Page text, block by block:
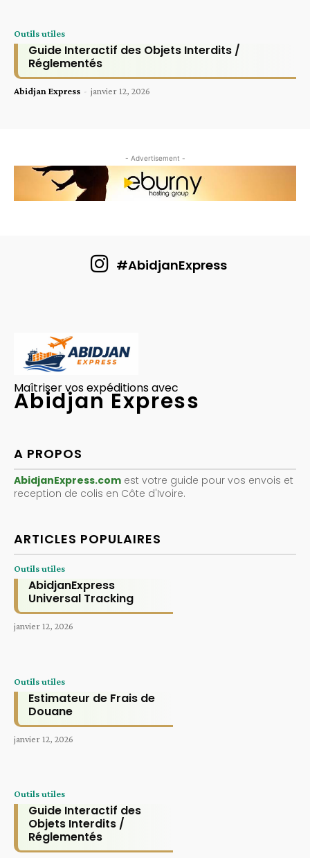
Outils utiles
Guide Interactif des Objets Interdits /
Réglementés
Abidjan Express - janvier 12, 2026
- Advertisement -
#AbidjanExpress
Maîtriser vos expéditions avec
Abidjan Express
A PROPOS
AbidjanExpress.com est votre guide pour vos envois et
reception de colis en Côte d'Ivoire.
ARTICLES POPULAIRES
Outils utiles
AbidjanExpress
Universal Tracking
janvier 12, 2026
Outils utiles
Estimateur de Frais de
Douane
janvier 12, 2026
Outils utiles
Guide Interactif des
Objets Interdits /
Réglementés